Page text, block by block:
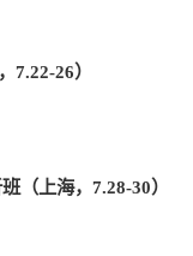
7.22-26）
（上海，7.28-30）